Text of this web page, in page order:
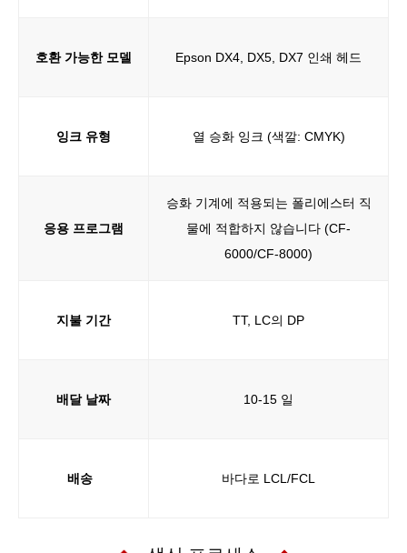
호환 가능한 모델 Epson DX4, DX5, DX7 인쇄 헤드
잉크 유형 열 승화 잉크 (색깔: CMYK)
응용 프로그램
승화 기계에 적용되는 폴리에스터 직
물에 적합하지 않습니다 (CF-
6000/CF-8000)
지불 기간 TT, LC의 DP
배달 날짜 10-15 일
배송 바다로 LCL/FCL